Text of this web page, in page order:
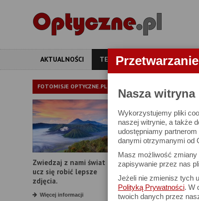
Nasza
Wykorzystujemy pliki
naszej witrynie, a także
udostępniamy
danymi otrzymanymi od
Masz możliwość
zapisywanie przez nas
Jeżeli nie zmienisz tych
Polityką Prywatności. W
twoich danych przez
AKTUALNOŚCI TESTY ARTYKUŁY
FOTOMISJE OPTYCZNE.PL
Zwiedzaj z nami świat i
ucz się robić lepsze
zdjęcia.
Więcej informacji
TEST
Sigma A
22 sierpnia
KOMENTARZE